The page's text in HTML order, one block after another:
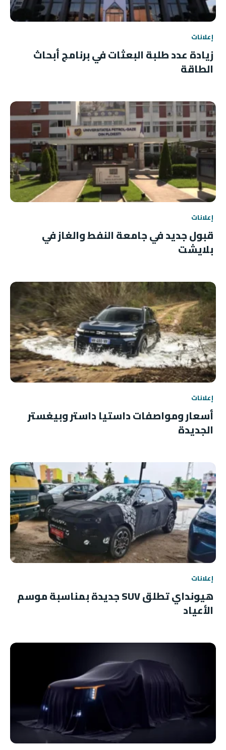
إعلانات
زيادة عدد طلبة البعثات في برنامج أبحاث
الطاقة
إعلانات
قبول جديد في جامعة النفط والغاز في
بلايشت
إعلانات
أسعار ومواصفات داستيا داستر وبيغستر
الجديدة
إعلانات
هيونداي تطلق SUV جديدة بمناسبة موسم
الأعياد